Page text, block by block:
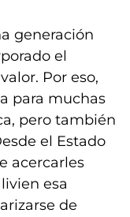
generación
el
Por eso,
para muchas
pero también
el Estado
acercarles
esa
de